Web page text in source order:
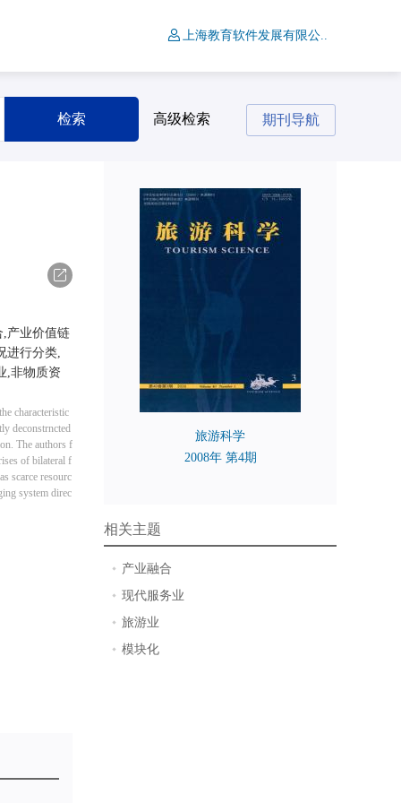
上海教育软件发展有限公..
检索 高级检索 期刊导航
,产业价值链
进行分类,
,非物质资
characteristic
deconstrncted
The authors f
of bilateral f
scarce resourc
system direc
旅游科学
2008年 第4期
相关主题
产业融合
现代服务业
旅游业
模块化